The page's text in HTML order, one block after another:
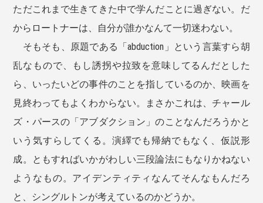
ただこれまで生きてきた中で学んだことに過ぎない。だ
からロートナーは、自分が誰かなんて一切迷わない。
そもそも、原題である「abduction」という言葉すら胡
乱なもので、もし誘拐や拉致を意味してるんだとした
ら、いったいどの事件のことを指しているのか、映画を
見終わってもよくわからない。まさかこれは、チャール
ズ・パースの「アブダクション」のことなんだろうかと
いう気すらしてくる。演繹でも帰納でもなく、仮説形
成。ともすればいかがわしい三段論法にもなりかねない
ようなもの。アイデンティティなんてそんなもんだろ
と、シングルトンが考えているのかどうか。